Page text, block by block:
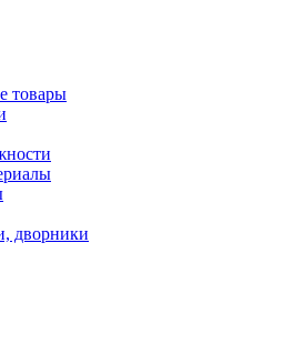
товары
дворники